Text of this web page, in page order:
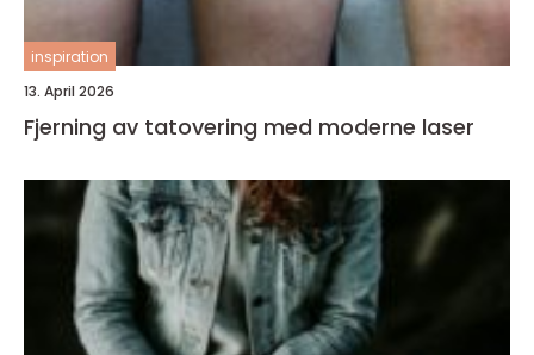
inspiration
13. April 2026
Fjerning av tatovering med moderne laser